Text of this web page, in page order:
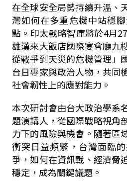
在全球安全局勢持續升溫、
灣如何在多重危機中站穩
點。印太戰略智庫將於4月27
雄漢來大飯店國際宴會廳九
從戰爭到天災的危機管理」
台日專家與政治人物，共同
社會韌性上的應對能力。
本次研討會由台大政治學系
題演講人，從國際戰略視角
力下的風險與機會。隨著區
衝突日益頻繁，台灣面臨
爭，如何在資訊戰、經濟脅
穩定，成為關鍵議題。